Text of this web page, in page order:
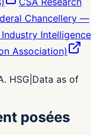
Chancellery —
Intelligence
Association)
HSG Data as of
posées